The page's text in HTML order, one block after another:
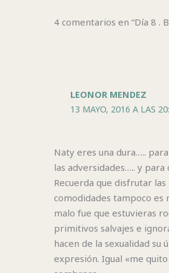
4 comentarios en “Día 8 .
LEONOR MENDEZ
13 MAYO, 2016 A LAS
Naty eres una dura…..
las adversidades….. y para
Recuerda que disfrutar las
comodidades tampoco es
malo fue que estuvieras
primitivos salvajes e
hacen de la sexualidad su
expresión. Igual «me